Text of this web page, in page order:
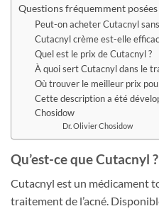
Questions fréquemment posées
Peut-on acheter Cutacnyl
Cutacnyl crème est-elle
Quel est le prix de Cutacnyl ?
À quoi sert Cutacnyl dans le
Où trouver le meilleur prix
Cette description a été
Chosidow
Dr. Olivier Chosidow
Qu’est-ce que Cutacnyl ?
Cutacnyl est un médicament
traitement de l’acné.